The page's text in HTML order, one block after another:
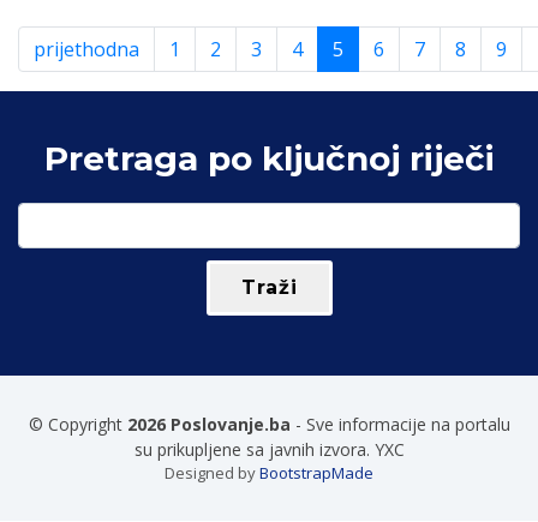
prijethodna 1 2 3 4 5 6 7 8 9
Pretraga po ključnoj riječi
© Copyright 2026 Poslovanje.ba - Sve informacije na portalu
su prikupljene sa javnih izvora. YXC
Designed byBootstrapMade